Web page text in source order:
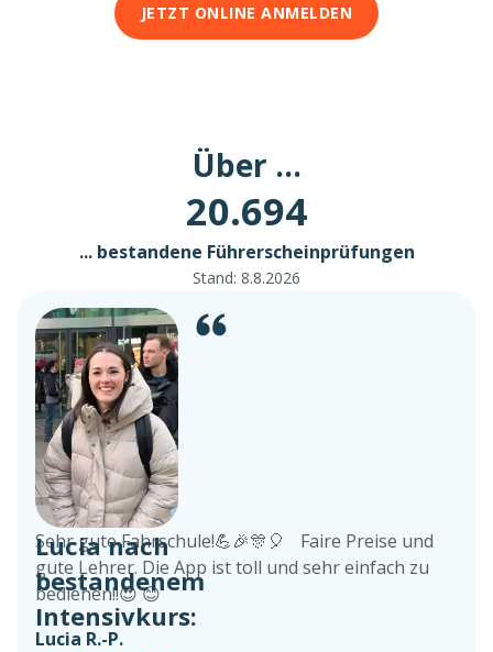
JETZT ONLINE ANMELDEN
Über ...
20.694
... bestandene Führerscheinprüfungen
Stand: 8.8.2026
Lucia nach
bestandenem
Intensivkurs:
Sehr gute Fahrschule!💪🎉🎊🎈 Faire Preise und
gute Lehrer. Die App ist toll und sehr einfach zu
bedienen!!😍 😊
Lucia R.-P.